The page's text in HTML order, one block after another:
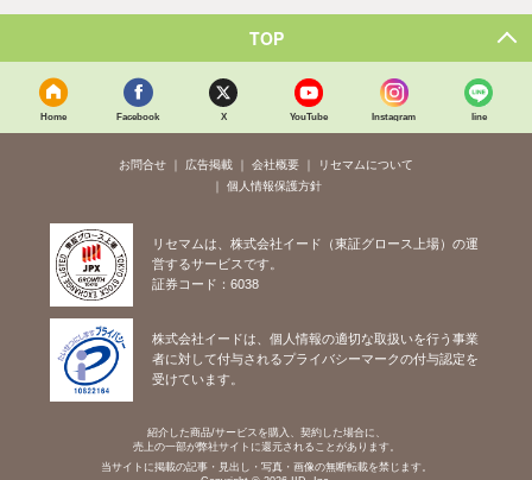
TOP
Home Facebook X YouTube Instagram line
お問合せ 広告掲載 会社概要
リセマムについて
個人情報保護方針
リセマムは、株式会社イード（東証グロース上場）の運
営するサービスです。
証券コード：6038
株式会社イードは、個人情報の適切な取扱いを行う事業
者に対して付与されるプライバシーマークの付与認定を
受けています。
紹介した商品/サービスを購入、契約した場合に、
売上の一部が弊社サイトに還元されることがあります。
当サイトに掲載の記事・見出し・写真・画像の無断転載を禁じます。